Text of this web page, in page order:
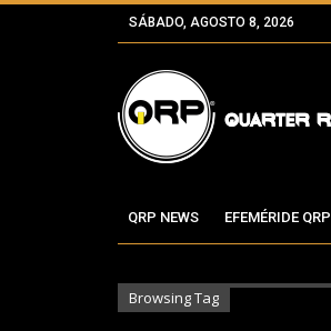
SÁBADO, AGOSTO 8, 2026
QRP NEWS EFEMÉRIDE QRP
Browsing Tag